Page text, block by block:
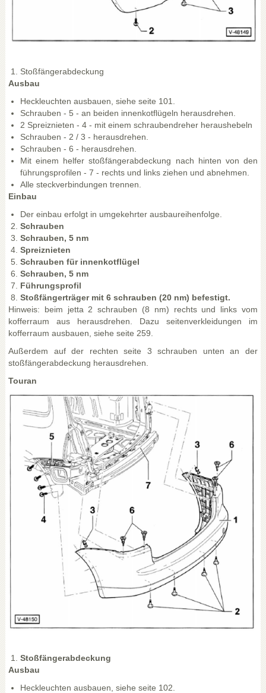
Stoßfängerabdeckung
Ausbau
Heckleuchten ausbauen, siehe seite 101.
Schrauben - 5 - an beiden innenkotflügeln herausdrehen.
2 Spreiznieten - 4 - mit einem schraubendreher heraushebeln
Schrauben - 2 / 3 - herausdrehen.
Schrauben - 6 - herausdrehen.
Mit einem helfer stoßfängerabdeckung nach hinten von den
führungsprofilen - 7 - rechts und links ziehen und abnehmen.
Alle steckverbindungen trennen.
Einbau
Der einbau erfolgt in umgekehrter ausbaureihenfolge.
Schrauben
Schrauben, 5 nm
Spreiznieten
Schrauben für innenkotflügel
Schrauben, 5 nm
Führungsprofil
Stoßfängerträger mit 6 schrauben (20 nm) befestigt.
Hinweis: beim jetta 2 schrauben (8 nm) rechts und links vom
kofferraum aus herausdrehen. Dazu seitenverkleidungen im
kofferraum ausbauen, siehe seite 259.
Außerdem auf der rechten seite 3 schrauben unten an der
stoßfängerabdeckung herausdrehen.
Touran
Stoßfängerabdeckung
Ausbau
Heckleuchten ausbauen, siehe seite 102.